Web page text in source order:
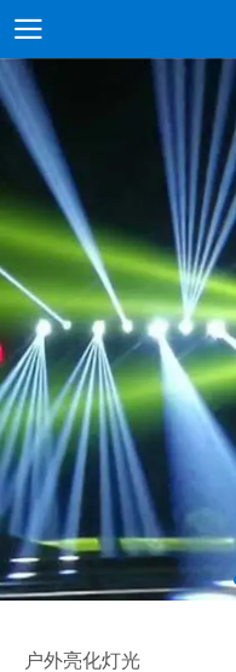
户外亮化灯光